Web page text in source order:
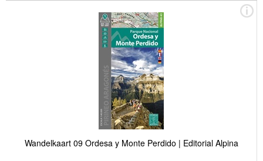
Wandelkaart 09 Ordesa y Monte Perdido | Editorial Alpina